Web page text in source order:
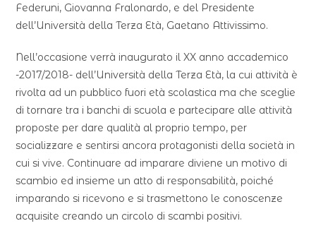
Federuni, Giovanna Fralonardo, e del Presidente
dell’Università della Terza Età, Gaetano Attivissimo.
Nell’occasione verrà inaugurato il XX anno accademico
-2017/2018- dell’Università della Terza Età, la cui attività è
rivolta ad un pubblico fuori età scolastica ma che sceglie
di tornare tra i banchi di scuola e partecipare alle attività
proposte per dare qualità al proprio tempo, per
socializzare e sentirsi ancora protagonisti della società in
cui si vive. Continuare ad imparare diviene un motivo di
scambio ed insieme un atto di responsabilità, poiché
imparando si ricevono e si trasmettono le conoscenze
acquisite creando un circolo di scambi positivi.